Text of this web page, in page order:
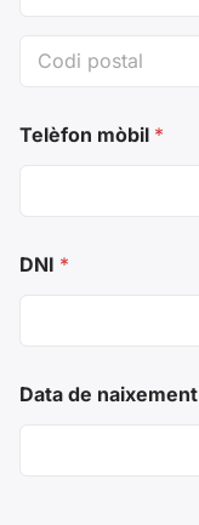
Telèfon mòbil *
DNI *
Data de naixement